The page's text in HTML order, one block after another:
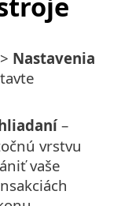
> Nastavenia
–
vrstvu
vaše